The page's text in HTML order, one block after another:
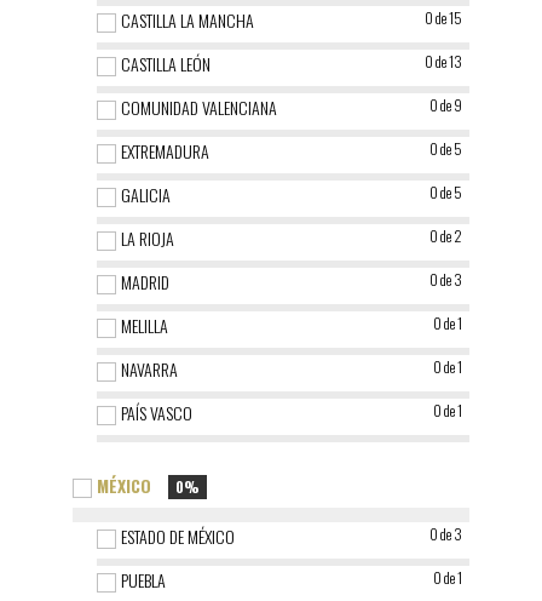
CASTILLA LA MANCHA 0 de 15
CASTILLA LEÓN 0 de 13
COMUNIDAD VALENCIANA 0 de 9
EXTREMADURA 0 de 5
GALICIA 0 de 5
LA RIOJA 0 de 2
MADRID 0 de 3
MELILLA 0 de 1
NAVARRA 0 de 1
PAÍS VASCO 0 de 1
MÉXICO 0%
ESTADO DE MÉXICO 0 de 3
PUEBLA 0 de 1